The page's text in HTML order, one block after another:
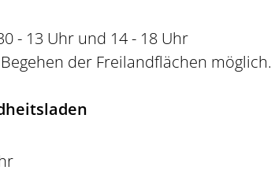
- 13 Uhr und 14 - 18 Uhr
der Freilandflächen möglich.